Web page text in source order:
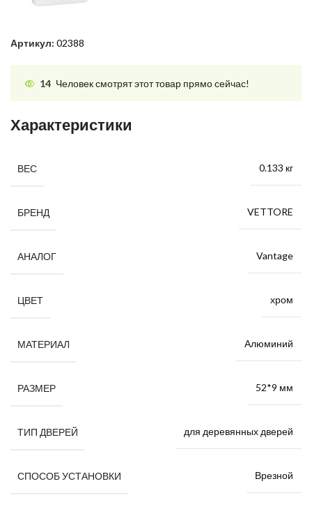
Артикул: 02388
14 Человек смотрят этот товар прямо сейчас!
Характеристики
ВЕС 0.133 кг
БРЕНД VETTORE
АНАЛОГ Vantage
ЦВЕТ хром
МАТЕРИАЛ Алюминий
РАЗМЕР 52*9 мм
ТИП ДВЕРЕЙ для деревянных дверей
СПОСОБ УСТАНОВКИ Врезной